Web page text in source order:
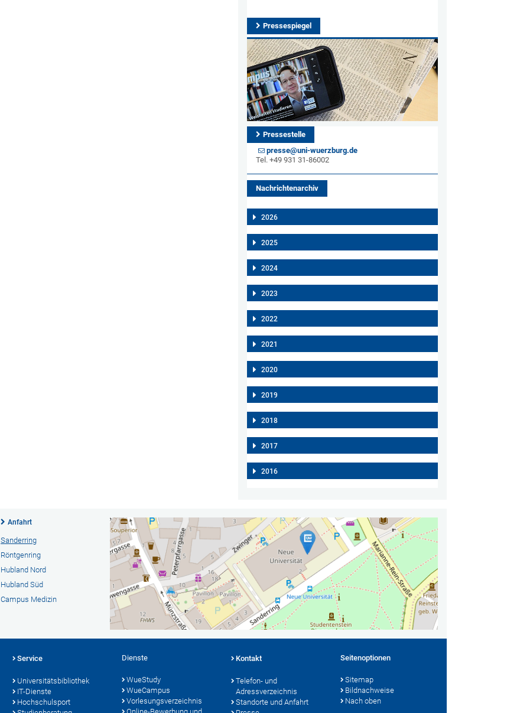
Pressespiegel
Pressestelle
presse@uni-wuerzburg.de
Tel. +49 931 31-86002
Nachrichtenarchiv
2026
2025
2024
2023
2022
2021
2020
2019
2018
2017
2016
Anfahrt
Sanderring
Röntgenring
Hubland Nord
Hubland Süd
Campus Medizin
Service
Universitätsbibliothek
IT-Dienste
Hochschulsport
Dienste
WueStudy
WueCampus
Vorlesungsverzeichnis
Kontakt
Telefon- und
Adressverzeichnis
Standorte und Anfahrt
Seitenoptionen
Sitemap
Bildnachweise
Nach oben